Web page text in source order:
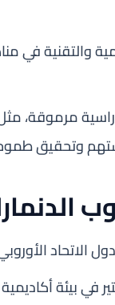
والتقنية في
مرموقة،
وتحقيق
في بيئة